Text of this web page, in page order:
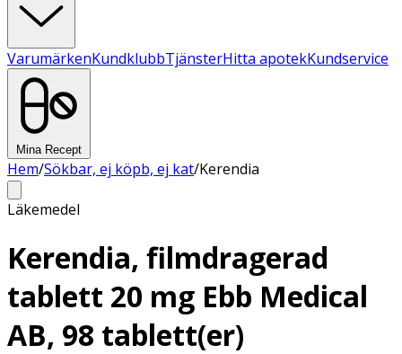
VarumärkenKundklubbTjänsterHitta apotekKundservice
Mina Recept
Hem/Sökbar, ej köpb, ej kat/Kerendia
Läkemedel
Kerendia, filmdragerad
tablett 20 mg Ebb Medical
AB, 98 tablett(er)